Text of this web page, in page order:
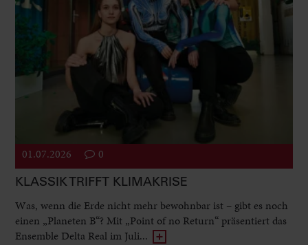
01.07.2026 0
KLASSIK TRIFFT KLIMAKRISE
Was, wenn die Erde nicht mehr bewohnbar ist – gibt es noch
einen „Planeten B“? Mit „Point of no Return“ präsentiert das
Ensemble Delta Real im Juli...